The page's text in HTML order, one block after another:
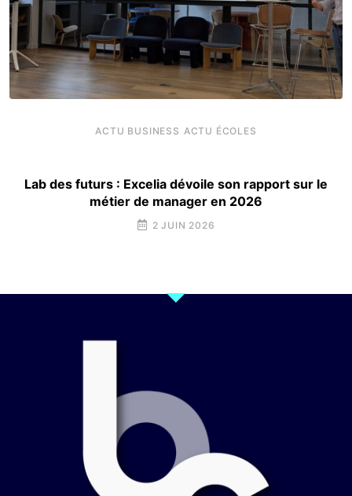
ACTU BUSINESS ACTU ÉCOLES
Lab des futurs : Excelia dévoile son rapport sur le
métier de manager en 2026
2 JUIN 2026